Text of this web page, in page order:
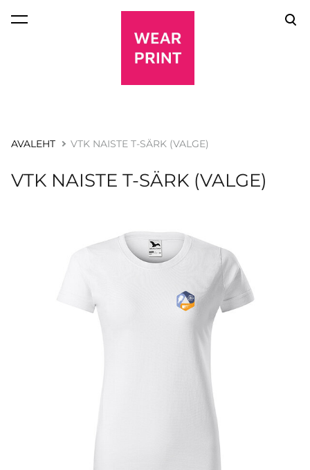
lisati ostukorvi.
AVALEHT VTK NAISTE T-SÄRK (VALGE)
VTK NAISTE T-SÄRK (VALGE)